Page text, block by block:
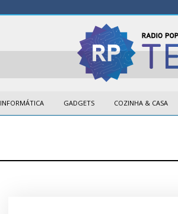
INFORMÁTICA GADGETS COZINHA & CASA